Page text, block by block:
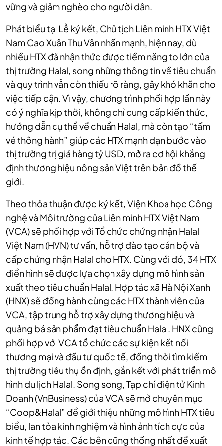
vững và giảm nghèo cho người dân.
Phát biểu tại Lễ ký kết, Chủ tịch Liên minh HTX Việt
Nam Cao Xuân Thu Vân nhấn mạnh, hiện nay, dù
nhiều HTX đã nhận thức được tiềm năng to lớn của
thị trường Halal, song những thông tin về tiêu chuẩn
và quy trình vẫn còn thiếu rõ ràng, gây khó khăn cho
việc tiếp cận. Vì vậy, chương trình phối hợp lần này
có ý nghĩa kịp thời, không chỉ cung cấp kiến thức,
hướng dẫn cụ thể về chuẩn Halal, mà còn tạo “tấm
vé thông hành” giúp các HTX mạnh dạn bước vào
thị trường trị giá hàng tỷ USD, mở ra cơ hội khẳng
định thương hiệu nông sản Việt trên bản đồ thế
giới.
Theo thỏa thuận được ký kết, Viện Khoa học Công
nghệ và Môi trường của Liên minh HTX Việt Nam
(VCA)sẽ phối hợp với Tổ chức chứng nhận Halal
Việt Nam (HVN) tư vấn, hỗ trợ đào tạo cán bộ và
cấp chứng nhận Halal cho HTX. Cùng với đó, 34 HTX
điển hình sẽ được lựa chọn xây dựng mô hình sản
xuất theo tiêu chuẩn Halal. Hợp tác xã Hà Nội Xanh
(HNX) sẽ đồng hành cùng các HTX thành viên của
VCA, tập trung hỗ trợ xây dựng thương hiệu và
quảng bá sản phẩm đạt tiêu chuẩn Halal. HNX cũng
phối hợp với VCA tổ chức các sự kiện kết nối
thương mại và đầu tư quốc tế, đồng thời tìm kiếm
thị trường tiêu thụ ổn định, gắn kết với phát triển mô
hình du lịch Halal. Song song, Tạp chí điện tử Kinh
Doanh (VnBusiness) của VCA sẽ mở chuyên mục
“Coop&Halal” để giới thiệu những mô hình HTX tiêu
biểu, lan tỏa kinh nghiệm và hình ảnh tích cực của
kinh tế hợp tác. Các bên cũng thống nhất đề xuất